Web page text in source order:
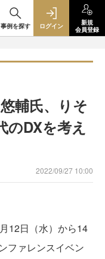
事例を探す ログイン
新規
会員登録
輔氏、りそ
DXを考え
2022/09/27 10:00
12日（水）から14
ファレンスイベン